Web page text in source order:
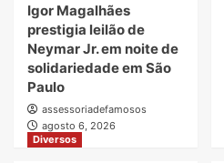
Igor Magalhães
prestigia leilão de
Neymar Jr. em noite de
solidariedade em São
Paulo
assessoriadefamosos
agosto 6, 2026
Diversos